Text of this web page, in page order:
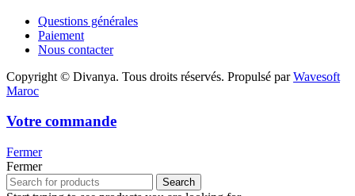
Questions générales
Paiement
Nous contacter
Copyright © Divanya. Tous droits réservés. Propulsé parWavesoft
Maroc
Votre commande
Fermer
Fermer
Search